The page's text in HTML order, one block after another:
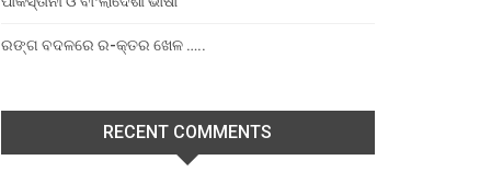
ରଙ୍ଗ ବଦଳରେ ର-କ୍ତର ଖେଳ …..
RECENT COMMENTS